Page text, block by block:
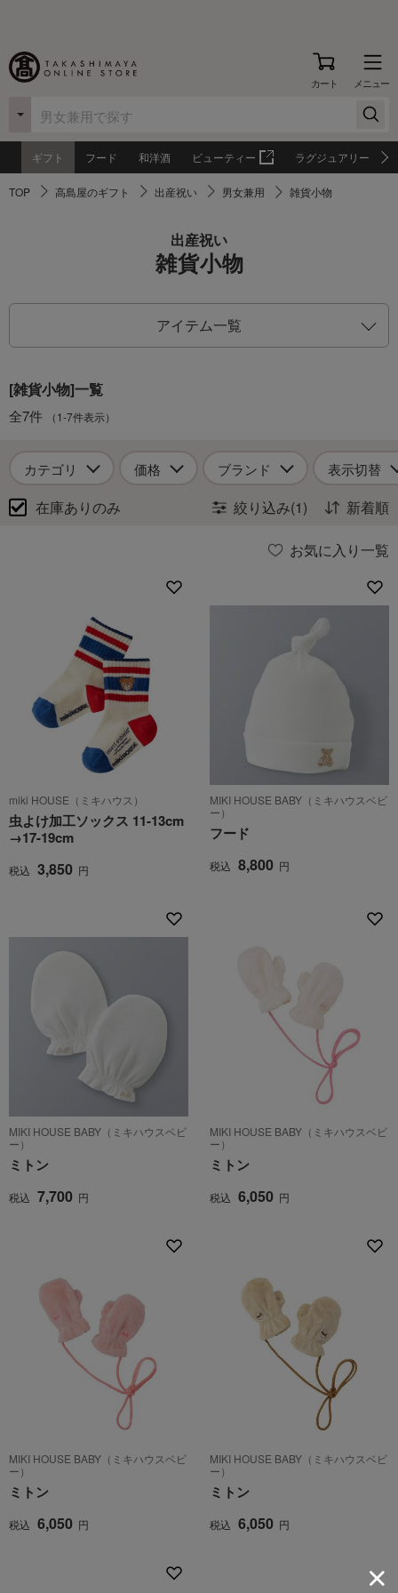
カート メニュー
ギフト フード 和洋酒 ビューティー ラグジュアリー
TOP 高島屋のギフト 出産祝い 男女兼用 雑貨小物
出産祝い
雑貨小物
アイテム一覧
[雑貨小物]一覧
全7件 （1-7件表示）
カテゴリ 価格 ブランド 表示切替
在庫ありのみ 絞り込み(1) 新着順
お気に入り一覧
miki HOUSE（ミキハウス）
虫よけ加工ソックス 11-13cm
→17-19cm
税込 3,850 円
MIKI HOUSE BABY（ミキハウスベビ
ー）
フード
税込 8,800 円
MIKI HOUSE BABY（ミキハウスベビ
ー）
ミトン
税込 7,700 円
MIKI HOUSE BABY（ミキハウスベビ
ー）
ミトン
税込 6,050 円
MIKI HOUSE BABY（ミキハウスベビ
ー）
ミトン
税込 6,050 円
MIKI HOUSE BABY（ミキハウスベビ
ー）
ミトン
税込 6,050 円